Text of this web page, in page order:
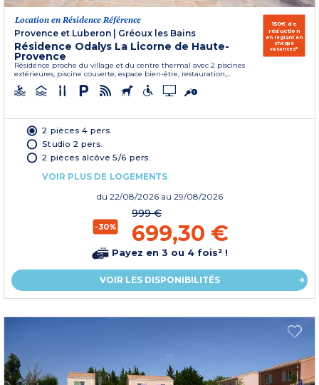
Location en Résidence Référence
Provence et Luberon
Gréoux les Bains
Résidence Odalys La Licorne de Haute-
Provence
Résidence proche du village et du centre thermal avec 2 piscines
extérieures, piscine couverte, espace bien-être, restauration,...
150€ de
réduction
en réglant en
chèque
vacances*
2 pièces 4 pers.
Studio 2 pers.
2 pièces alcôve 5/6 pers.
VOIR PLUS DE LOGEMENTS
du 22/08/2026 au 29/08/2026
-30%
999 €
699,30 €
Payez en 3 ou 4 fois² !
VOIR LES DISPONIBILITÉS